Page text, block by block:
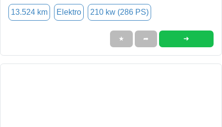
13.524 km Elektro 210 kw (286 PS)
★ ➦ ➜